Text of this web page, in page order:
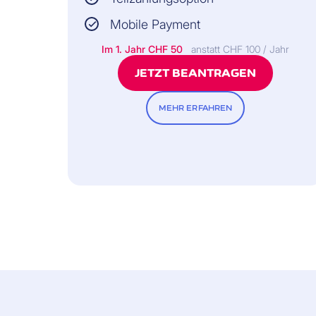
Mobile Payment
Im 1. Jahr CHF 50 anstatt CHF 100 / Jahr
JETZT BEANTRAGEN
MEHR ERFAHREN